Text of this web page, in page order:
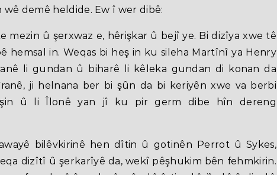
wê demê heldide. Ew î wer dibê:
mezin û şerxwaz e, hêrişkar û bejî ye. Bi dizîya xwe tê
hemsal in. Weqas bi heş in ku sileha Martînî ya Henry
li gundan û biharê li kêleka gundan di konan da
ji helnana ber bi şûn da bi keriyên xwe va berbi
û li Îlonê yan jî ku pir germ dibe hîn dereng
bilêvkirinê hen dîtin û gotinên Perrot û Sykes,
dizîtî û şerkarîyê da, wekî pêşhukim bên fehmkirin.